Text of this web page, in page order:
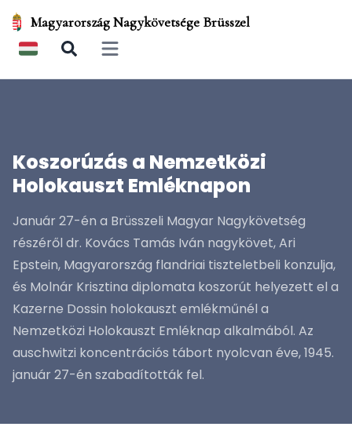
Magyarország Nagykövetsége Brüsszel
Open main menu
Koszorúzás a Nemzetközi
Holokauszt Emléknapon
Január 27-én a Brüsszeli Magyar Nagykövetség
részéről dr. Kovács Tamás Iván nagykövet, Ari
Epstein, Magyarország flandriai tiszteletbeli konzulja,
és Molnár Krisztina diplomata koszorút helyezett el a
Kazerne Dossin holokauszt emlékműnél a
Nemzetközi Holokauszt Emléknap alkalmából. Az
auschwitzi koncentrációs tábort nyolcvan éve, 1945.
január 27-én szabadították fel.